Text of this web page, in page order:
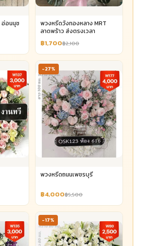
อ่อนนุช
พวงหรีดวังทองหลาง MRT
ลาดพร้าว ส่งตรงเวลา
฿1,700฿2,100
-27%
พวงหรีดถนนเพชรบุรี
฿4,000฿5,500
-17%